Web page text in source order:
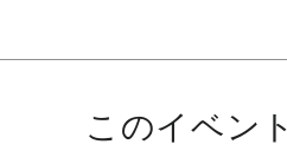
このイベン